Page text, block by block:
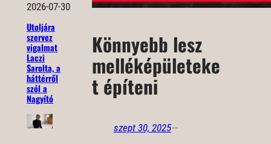
2026-07-30
Utoljára
szervez
vigalmat
Laczi
Sarolta, a
háttérről
szól a
Nagyító
Könnyebb lesz
melléképületeke
t építeni
szept 30, 2025—